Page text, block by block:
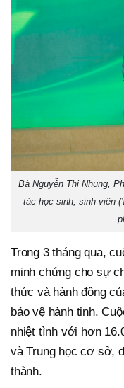
Bà Nguyễn Thị Nhung,
tác học sinh, sinh viên
Trong 3 tháng qua,
minh chứng cho sự
thức và hành động
bảo vệ hành tinh.
nhiệt tình với hơn
và Trung học cơ sở,
thành.